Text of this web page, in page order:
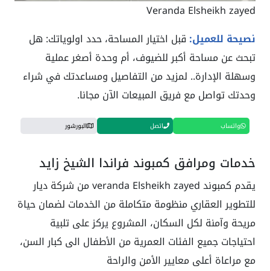
Veranda Elsheikh zayed
نصيحة للعميل: قبل اختيار المساحة، حدد اولوياتك: هل
تبحث عن مساحة أكبر للضيوف، أم وحدة أصغر عملية
وسهلة الإدارة.. لمزيد من التفاصيل ومساعدتك في شراء
وحدتك تواصل مع فريق المبيعات الآن مجانا.
واتساب اتصل البورشور
خدمات ومرافق كمبوند فراندا الشيخ زايد
يقدم كمبوند veranda Elsheikh zayed من شركة ديار
للتطوير العقاري منظومة متكاملة من الخدمات لضمان حياة
مريحة وآمنة لكل السكان، المشروع يركز على تلبية
احتياجات جميع الفئات العمرية من الأطفال الى كبار السن،
مع مراعاة أعلى معايير الأمن والراحة